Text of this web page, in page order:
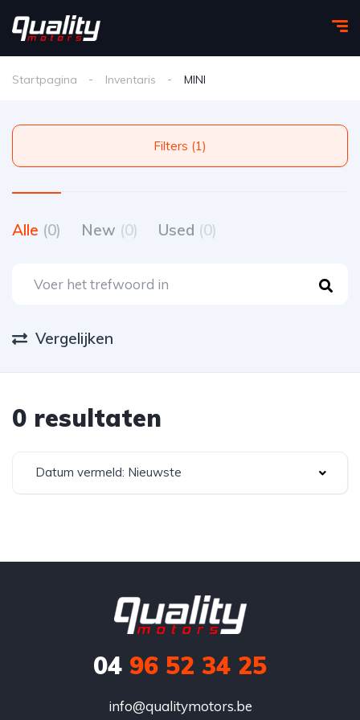
Startpagina Inventaris MINI
Filters (1)
Alle (0) New (0) Used (0)
Vergelijken
0 resultaten
Datum vermeld: Nieuwste
04 96 52 34 25
info@qualitymotors.be